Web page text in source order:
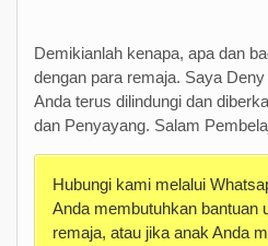
Demikianlah kenapa, apa dan
dengan para remaja. Saya
Anda terus dilindungi dan
dan Penyayang. Salam
Hubungi kami melalui
Anda membutuhkan bantuan
remaja, atau jika anak Anda